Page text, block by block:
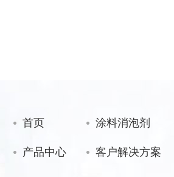
首页 涂料消泡剂
产品中心 客户解决方案